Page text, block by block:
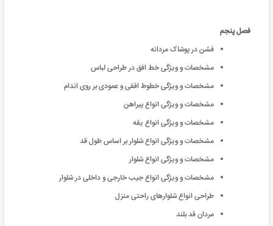
فصل پنجم
فشن در پوشاک مردانه
مشخصات و ویژگی خط افق در طراحی لباس
مشخصات و ویژگی خطوط افقی و عمودی بر روی اندام
مشخصات و ویژگی انواع پیراهن
مشخصات و ویژگی انواع یقه
مشخصات و ویژگی انواع شلوار بر اساس طول قد
مشخصات و ویژگی انواع شلوار
مشخصات و ویژگی انواع جیب خارجی و داخلی در شلوار
طراحی انواع شلوارهای راحتی منزل
مردان قد بلند